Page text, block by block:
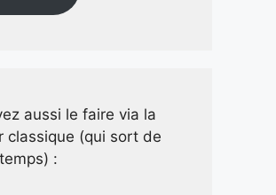
aussi le faire via la
classique (qui sort de
: